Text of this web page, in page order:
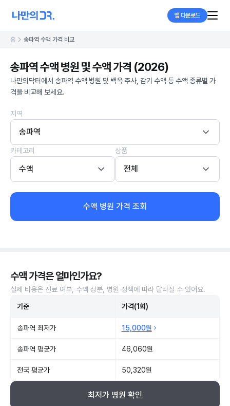
앱 다운로드
홈 송파역 수액 가격 비교
송파역 수액 병원 및 수액 가격 (2026)
나만의닥터에서 송파역 수액 병원 및 백옥 주사, 감기 수액 등 수액 종류별 가
격을 비교해 보세요.
지역
송파역
카테고리
수액
상품
전체
수액 병원 가격 조회
수액 가격은 얼마인가요?
실제 비용은 진료 여부, 수액 성분, 병원 정책에 따라 달라질 수 있어요.
기준 가격(1회)
송파역 최저가 15,000원
송파역 평균가 46,060원
전국 평균가 50,320원
최저가 병원 확인